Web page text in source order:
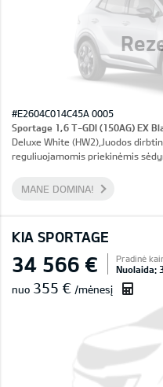
#E2604C014C45A 0005
Sportage 1,6 T-GDI (150AG) EX
Deluxe White (HW2),Juodos
reguliuojamomis priekinėmis
MANE DOMINA!
KIA SPORTAGE
34 566 € Pradinė
Nuolaida:
nuo 355 € /mėnesį